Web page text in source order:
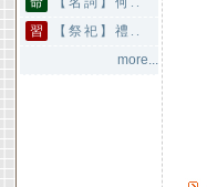
習
【祭祀】禮..
more...